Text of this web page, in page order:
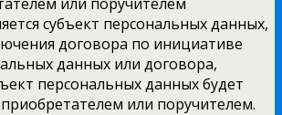
субъект персональных данных,
договора по инициативе
данных или договора,
персональных данных будет
или поручителем.